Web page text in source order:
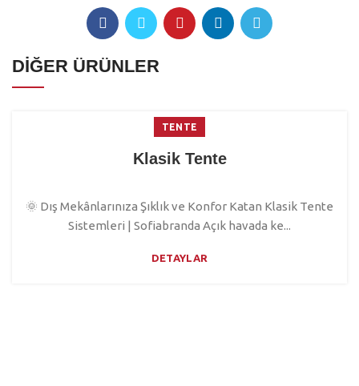
DİĞER ÜRÜNLER
TENTE
Klasik Tente
🌞 Dış Mekânlarınıza Şıklık ve Konfor Katan Klasik Tente
Sistemleri | Sofiabranda Açık havada ke...
DETAYLAR